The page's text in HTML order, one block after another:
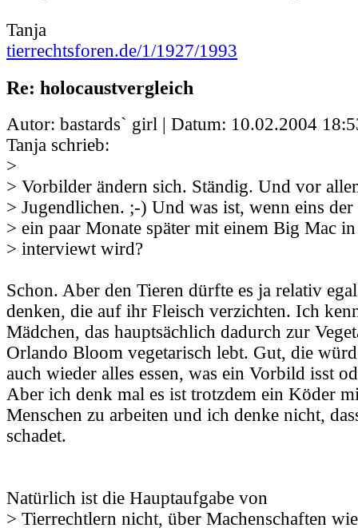
Tanja
tierrechtsforen.de/1/1927/1993
Re: holocaustvergleich
Autor: bastards` girl | Datum: 10.02.2004
Tanja schrieb:
>
> Vorbilder ändern sich. Ständig. Und vor
> Jugendlichen. ;-) Und was ist, wenn eins
> ein paar Monate später mit einem Big Mac
> interviewt wird?
Schon. Aber den Tieren dürfte es ja relativ
denken, die auf ihr Fleisch verzichten. Ich
Mädchen, das hauptsächlich dadurch zur
Orlando Bloom vegetarisch lebt. Gut, die
auch wieder alles essen, was ein Vorbild isst
Aber ich denk mal es ist trotzdem ein Köder
Menschen zu arbeiten und ich denke nicht,
schadet.
Natürlich ist die Hauptaufgabe von
> Tierrechtlern nicht, über Machenschaften